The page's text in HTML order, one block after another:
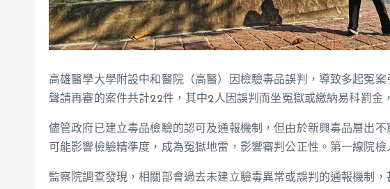
高雄醫學大學附設中和醫院（高醫）因檢驗毒品誤判，導致多起冤
聲請再審的案件共計22件，其中2人因誤判而坐冤獄或繳納易科罰金
儘管政府已建立毒品檢驗的認可及通報機制，但由於新興毒品層出不
可能影響檢驗精準度，成為冤獄地雷，影響審判公正性。第一線院檢
監察院調查發現，相關部會過去未建立驗毒異常或誤判的通報機制